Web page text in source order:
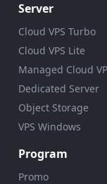
Server
Cloud VPS Turbo
Cloud VPS Lite
Managed Cloud
Dedicated Server
Object Storage
VPS Windows
Program
Promo